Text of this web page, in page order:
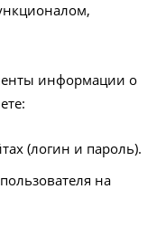
информации о
(логин и пароль).
на